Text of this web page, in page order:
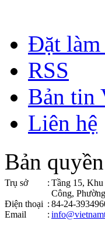
Đặt làm
RSS
Bản tin
Liên hệ
Bản
Trụ sở : Tầng 15, Khu
Công,
Điện thoại : 84-24-
Email
: